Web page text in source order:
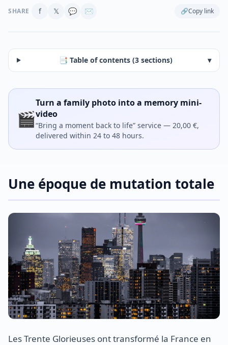
SHARE f 𝕏 💬 ✉ 🔗Copy link
📑 Table of contents (3 sections) ▾
🎬
Turn a family photo into a memory mini-
video
“Bring a moment back to life” service — 20,00 €,
delivered within 24 to 48 hours.
Une époque de mutation totale
Les Trente Glorieuses ont transformé la France en